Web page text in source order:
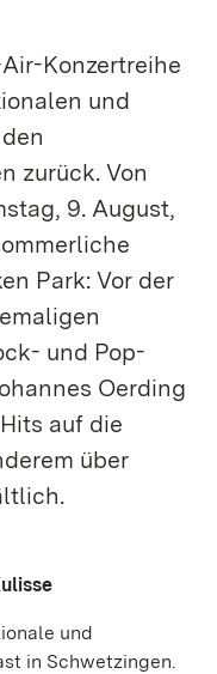
Konzertreihe
und
zurück. Von
9. August,
Park: Vor der
und Pop-
Oerding
auf die
über
und
in Schwetzingen.